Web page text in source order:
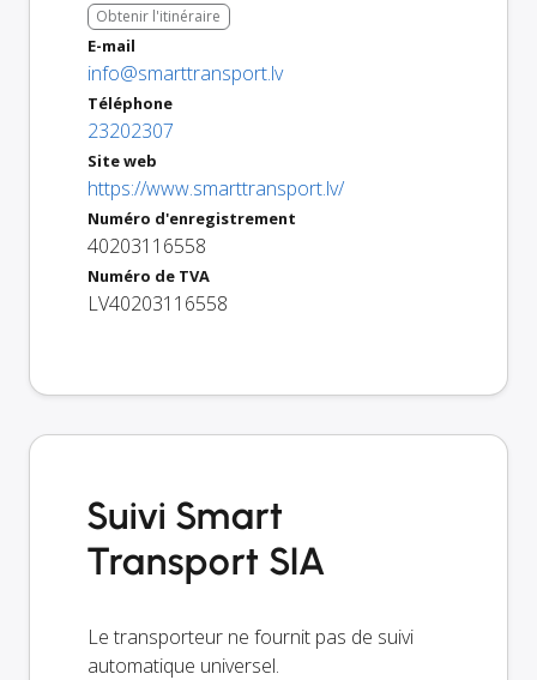
Obtenir l'itinéraire
E-mail
info@smarttransport.lv
Téléphone
23202307
Site web
https://www.smarttransport.lv/
Numéro d'enregistrement
40203116558
Numéro de TVA
LV40203116558
Suivi Smart
Transport SIA
Le transporteur ne fournit pas de suivi
automatique universel.